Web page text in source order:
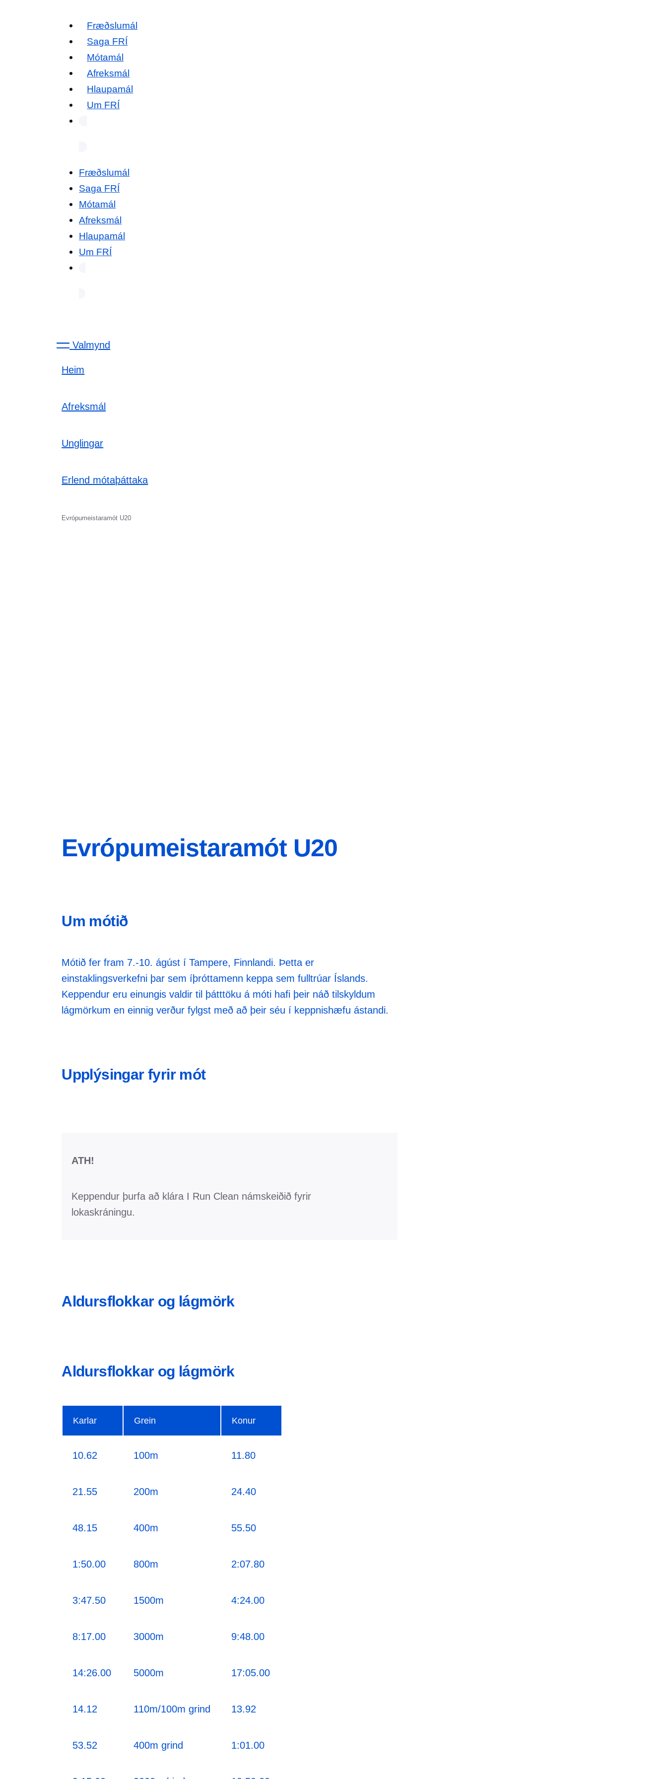
Fræðslumál
Saga FRÍ
Mótamál
Afreksmál
Hlaupamál
Um FRÍ
Fræðslumál
Saga FRÍ
Mótamál
Afreksmál
Hlaupamál
Um FRÍ
Valmynd
Heim
Afreksmál
Unglingar
Erlend mótaþáttaka
Evrópumeistaramót U20
Evrópumeistaramót U20
Um mótið
Mótið fer fram 7.-10. ágúst í Tampere, Finnlandi. Þetta er
einstaklingsverkefni þar sem íþróttamenn keppa sem fulltrúar Íslands.
Keppendur eru einungis valdir til þátttöku á móti hafi þeir náð tilskyldum
lágmörkum en einnig verður fylgst með að þeir séu í keppnishæfu ástandi.
Upplýsingar fyrir mót
ATH!
Keppendur þurfa að klára I Run Clean námskeiðið fyrir
lokaskráningu.
Aldursflokkar og lágmörk
Aldursflokkar og lágmörk
Karlar Grein Konur
10.62 100m 11.80
21.55 200m 24.40
48.15 400m 55.50
1:50.00 800m 2:07.80
3:47.50 1500m 4:24.00
8:17.00 3000m 9:48.00
14:26.00 5000m 17:05.00
14.12 110m/100m grind 13.92
53.52 400m grind 1:01.00